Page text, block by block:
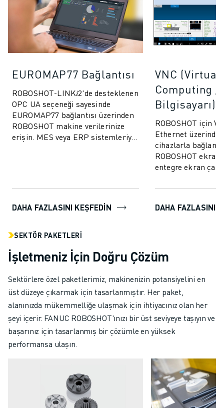
EUROMAP77 Bağlantısı
ROBOSHOT-LINK𝑖2'de desteklenen
OPC UA seçeneği sayesinde
EUROMAP77 bağlantısı üzerinden
ROBOSHOT makine verilerinize
erişin. MES veya ERP sistemleriyle
DAHA FAZLASINI KEŞFEDIN
VNC
Computing /
Bilgisayarı)
ROBOSHOT için
Ethernet üzerinden
cihazlarla
ROBOSHOT ekran
entegre ekran
DAHA FAZLASINI
SEKTÖR PAKETLERI
İşletmeniz İçin Doğru Çözüm
Sektörlere özel paketlerimiz, makinenizin potansiyelini en
üst düzeye çıkarmak için tasarlanmıştır. Her paket,
alanınızda mükemmelliğe ulaşmak için ihtiyacınız olan her
şeyi içerir. FANUC ROBOSHOT'ınızı bir üst seviyeye taşıyın ve
başarınız için tasarlanmış bir çözümle en yüksek
performansa ulaşın.